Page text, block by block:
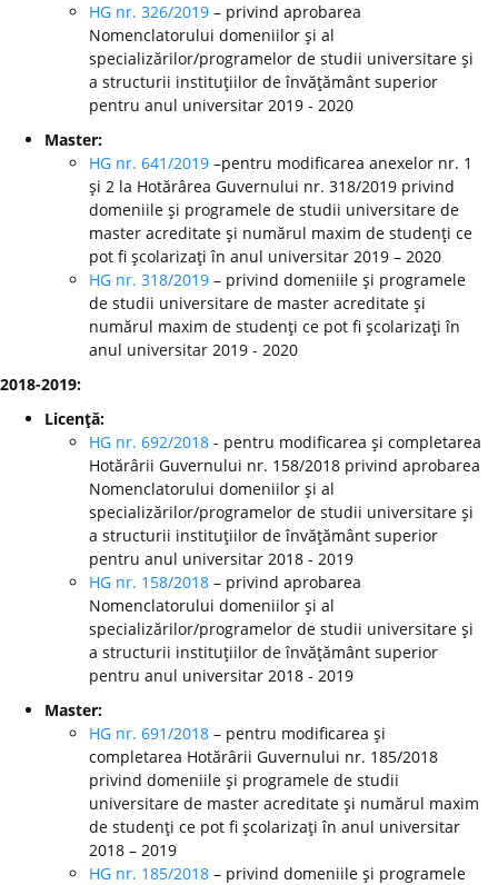
HG nr. 326/2019 – privind aprobarea
Nomenclatorului domeniilor şi al
specializărilor/programelor de studii universitare şi
a structurii instituţiilor de învăţământ superior
pentru anul universitar 2019 - 2020
Master:
HG nr. 641/2019 –pentru modificarea anexelor nr. 1
şi 2 la Hotărârea Guvernului nr. 318/2019 privind
domeniile şi programele de studii universitare de
master acreditate şi numărul maxim de studenţi ce
pot fi şcolarizaţi în anul universitar 2019 – 2020
HG nr. 318/2019 – privind domeniile şi programele
de studii universitare de master acreditate şi
numărul maxim de studenţi ce pot fi şcolarizaţi în
anul universitar 2019 - 2020
2018-2019:
Licenţă:
HG nr. 692/2018 - pentru modificarea şi completarea
Hotărârii Guvernului nr. 158/2018 privind aprobarea
Nomenclatorului domeniilor şi al
specializărilor/programelor de studii universitare şi
a structurii instituţiilor de învăţământ superior
pentru anul universitar 2018 - 2019
HG nr. 158/2018 – privind aprobarea
Nomenclatorului domeniilor şi al
specializărilor/programelor de studii universitare şi
a structurii instituţiilor de învăţământ superior
pentru anul universitar 2018 - 2019
Master:
HG nr. 691/2018 – pentru modificarea şi
completarea Hotărârii Guvernului nr. 185/2018
privind domeniile şi programele de studii
universitare de master acreditate şi numărul maxim
de studenţi ce pot fi şcolarizaţi în anul universitar
2018 – 2019
HG nr. 185/2018 – privind domeniile şi programele